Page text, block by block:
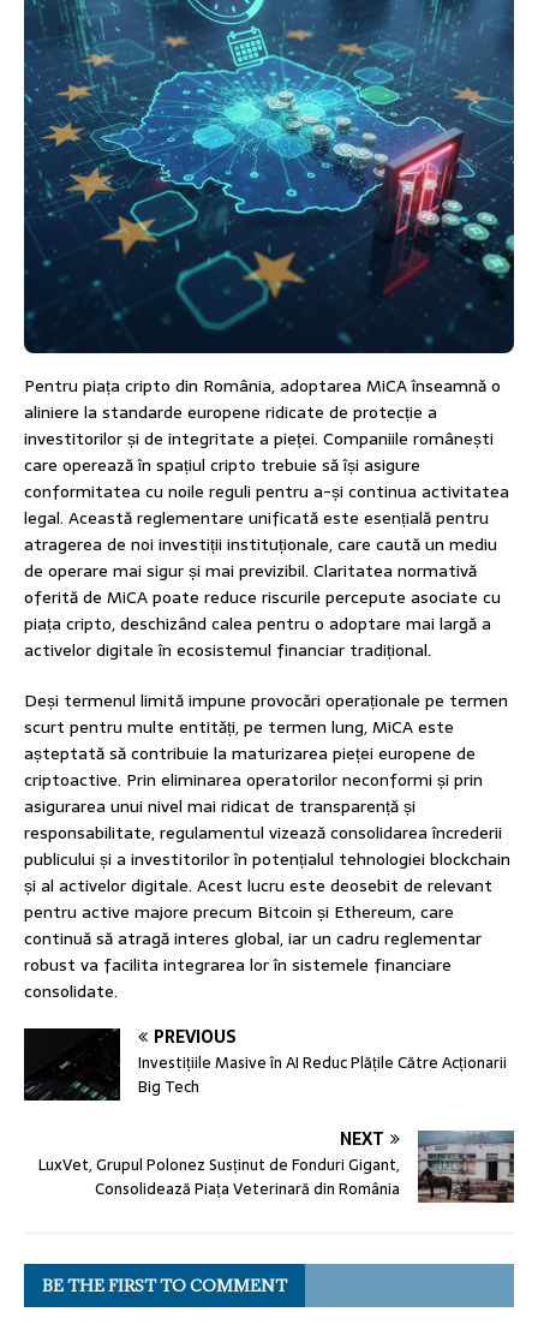
Pentru piața cripto din România, adoptarea MiCA înseamnă o
aliniere la standarde europene ridicate de protecție a
investitorilor și de integritate a pieței. Companiile românești
care operează în spațiul cripto trebuie să își asigure
conformitatea cu noile reguli pentru a-și continua activitatea
legal. Această reglementare unificată este esențială pentru
atragerea de noi investiții instituționale, care caută un mediu
de operare mai sigur și mai previzibil. Claritatea normativă
oferită de MiCA poate reduce riscurile percepute asociate cu
piața cripto, deschizând calea pentru o adoptare mai largă a
activelor digitale în ecosistemul financiar tradițional.
Deși termenul limită impune provocări operaționale pe termen
scurt pentru multe entități, pe termen lung, MiCA este
așteptată să contribuie la maturizarea pieței europene de
criptoactive. Prin eliminarea operatorilor neconformi și prin
asigurarea unui nivel mai ridicat de transparență și
responsabilitate, regulamentul vizează consolidarea încrederii
publicului și a investitorilor în potențialul tehnologiei blockchain
și al activelor digitale. Acest lucru este deosebit de relevant
pentru active majore precum Bitcoin și Ethereum, care
continuă să atragă interes global, iar un cadru reglementar
robust va facilita integrarea lor în sistemele financiare
consolidate.
PREVIOUS
Investițiile Masive în AI Reduc Plățile Către Acționarii
Big Tech
NEXT
LuxVet, Grupul Polonez Susținut de Fonduri Gigant,
Consolidează Piața Veterinară din România
BE THE FIRST TO COMMENT